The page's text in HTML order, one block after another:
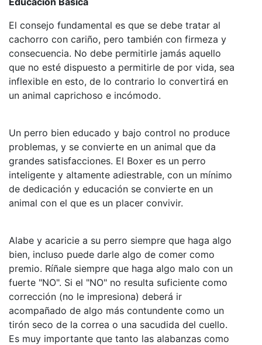
El consejo fundamental es que se debe tratar al
cachorro con cariño, pero también con firmeza y
consecuencia. No debe permitirle jamás aquello
que no esté dispuesto a permitirle de por vida, sea
inflexible en esto, de lo contrario lo convertirá en
un animal caprichoso e incómodo.
Un perro bien educado y bajo control no produce
problemas, y se convierte en un animal que da
grandes satisfacciones. El Boxer es un perro
inteligente y altamente adiestrable, con un mínimo
de dedicación y educación se convierte en un
animal con el que es un placer convivir.
Alabe y acaricie a su perro siempre que haga algo
bien, incluso puede darle algo de comer como
premio. Ríñale siempre que haga algo malo con un
fuerte "NO". Si el "NO" no resulta suficiente como
corrección (no le impresiona) deberá ir
acompañado de algo más contundente como un
tirón seco de la correa o una sacudida del cuello.
Es muy importante que tanto las alabanzas como